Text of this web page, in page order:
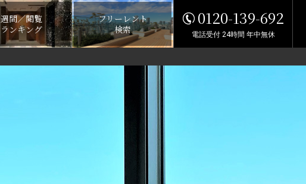
週間／閲覧
ランキング
フリーレント
検索
0120-139-692
電話受付 24時間 年中無休